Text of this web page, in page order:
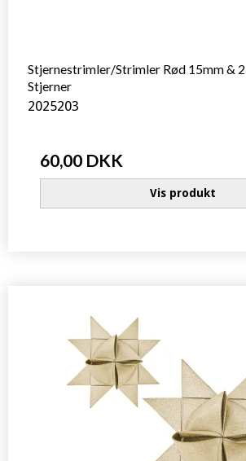
Stjernestrimler/Strimler Rød 15mm &
Stjerner
2025203
60,00 DKK
Vis produkt